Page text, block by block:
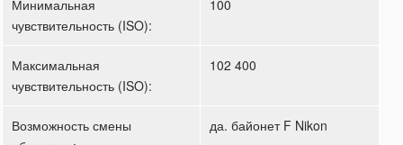
Минимальная
чувствительность (ISO):
100
Максимальная
чувствительность (ISO):
102 400
Возможность смены
да. байонет F Nikon